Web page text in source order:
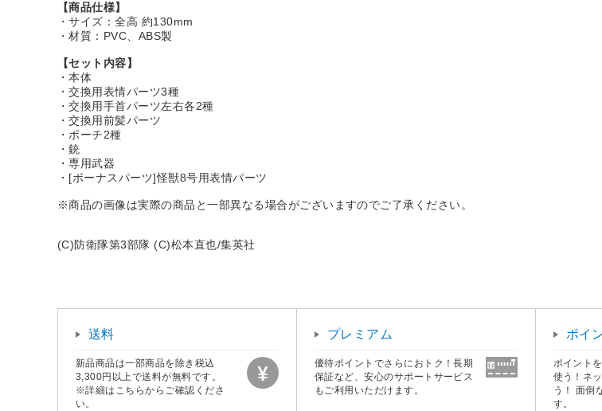
【商品仕様】
・サイズ：全高 約130mm
・材質：PVC、ABS製
【セット内容】
・本体
・交換用表情パーツ3種
・交換用手首パーツ左右各2種
・交換用前髪パーツ
・ポーチ2種
・銃
・専用武器
・[ボーナスパーツ]怪獣8号用表情パーツ
※商品の画像は実際の商品と一部異なる場合がございますのでご了承ください。
(C)防衛隊第3部隊 (C)松本直也/集英社
送料
新品商品は一部商品を除き税込
3,300円以上で送料が無料です。
※詳細はこちらからご確認くださ
い。
プレミアム
優待ポイントでさらにおトク！長期
保証など、安心のサポートサービス
もご利用いただけます。
ポイ
ポイント
使う！ネ
う！ 面倒
す。